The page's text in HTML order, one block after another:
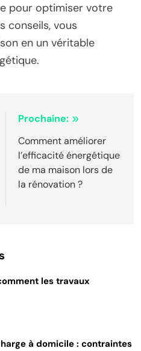
pour optimiser votre
conseils, vous
en un véritable
Prochaine:
Comment améliorer
l’efficacité énergétique
de ma maison lors de
la rénovation ?
les travaux
à domicile : contraintes